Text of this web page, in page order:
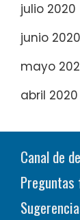
julio 2020
junio 2020
mayo
abril 2020
Canal de